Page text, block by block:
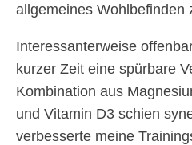
allgemeines Wohlbefinden
Interessanterweise
kurzer Zeit eine spürbare
Kombination aus
und Vitamin D3 schien
verbesserte meine